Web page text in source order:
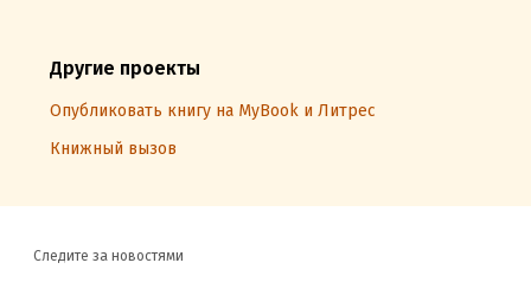
Другие проекты
Опубликовать книгу на MyBook и Литрес
Книжный вызов
Следите за новостями